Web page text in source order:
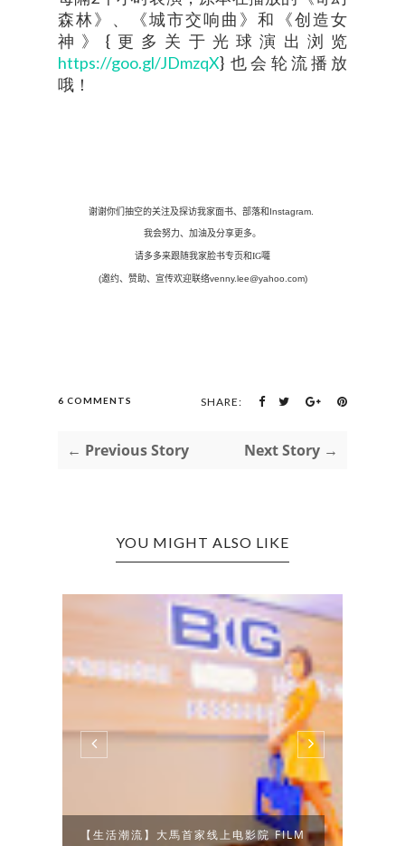
森林》、《城市交响曲》和《创造女
神》{更多关于光球演出浏览
https://goo.gl/JDmzqX} 也会轮流播放
哦！
谢谢你们抽空的关注及探访我家面书、部落和Instagram.
我会努力、加油及分享更多。
请多多来跟随我家脸书专页和IG囖
(邀约、赞助、宣传欢迎联络venny.lee@yahoo.com)
6 COMMENTS SHARE:
← Previous Story Next Story →
YOU MIGHT ALSO LIKE
【吃货】中秋月圆 // 吧台料理 X 蛋黄